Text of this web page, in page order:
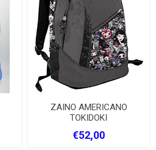
ZAINO AMERICANO
TOKIDOKI
€52,00